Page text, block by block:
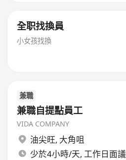
全职找換員
小女孩找換
兼職
兼職自提點員工
VIDA COMPANY
油尖旺, 大角咀
少於4小時/天, 工作日面議